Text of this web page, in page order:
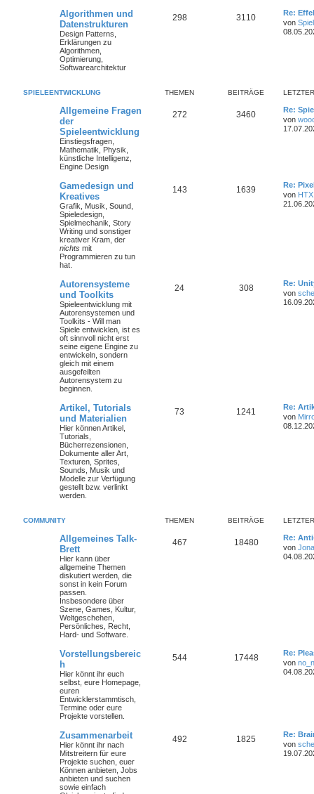
Algorithmen und
Datenstrukturen
Design Patterns,
Erklärungen zu
Algorithmen,
Optimierung,
Softwarearchitektur
298 3110
Re:
von
SPIELEENTWICKLUNG THEMEN BEITRÄGE
Allgemeine Fragen
der
Spieleentwicklung
Einstiegsfragen,
Mathematik, Physik,
künstliche Intelligenz,
Engine Design
272 3460
Re:
von
Gamedesign und
Kreatives
Grafik, Musik, Sound,
Spieledesign,
Spielmechanik, Story
Writing und sonstiger
kreativer Kram, der
nichts mit
Programmieren zu tun
hat.
143 1639
Re:
von HTX
Autorensysteme
und Toolkits
Spieleentwicklung mit
Autorensystemen und
Toolkits - Will man
Spiele entwicklen, ist es
oft sinnvoll nicht erst
seine eigene Engine zu
entwickeln, sondern
gleich mit einem
ausgefeilten
Autorensystem zu
beginnen.
24 308
Re:
von
Artikel, Tutorials
und Materialien
Hier können Artikel,
Tutorials,
Bücherrezensionen,
Dokumente aller Art,
Texturen, Sprites,
Sounds, Musik und
Modelle zur Verfügung
gestellt bzw. verlinkt
werden.
73 1241
Re:
von
COMMUNITY THEMEN BEITRÄGE
Allgemeines Talk-
Brett
Hier kann über
allgemeine Themen
diskutiert werden, die
sonst in kein Forum
passen.
Insbesondere über
Szene, Games, Kultur,
Weltgeschehen,
Persönliches, Recht,
Hard- und Software.
467 18480
Re:
von
Vorstellungsbereic
h
Hier könnt ihr euch
selbst, eure Homepage,
euren
Entwicklerstammtisch,
Termine oder eure
Projekte vorstellen.
544 17448
Re:
von
Zusammenarbeit
Hier könnt ihr nach
Mitstreitern für eure
Projekte suchen, euer
Können anbieten, Jobs
anbieten und suchen
sowie einfach
492 1825
Re:
von